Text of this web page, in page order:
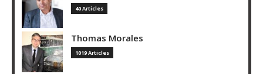
40 Articles
Thomas Morales
1019 Articles